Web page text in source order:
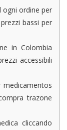
ogni ordine per
bassi per
in Colombia
accessibili
trazone
cliccando